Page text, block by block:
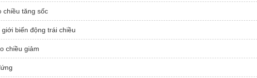
chiều tăng sốc
biến động trái chiều
chiều giảm